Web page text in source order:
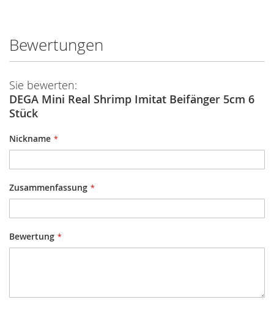
Bewertungen
Sie bewerten:
DEGA Mini Real Shrimp Imitat Beifänger 5cm 6
Stück
Nickname
Zusammenfassung
Bewertung